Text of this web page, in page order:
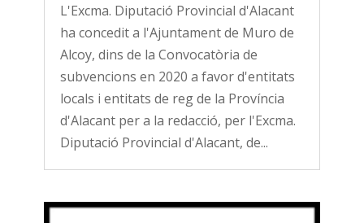
L'Excma. Diputació Provincial d'Alacant
ha concedit a l'Ajuntament de Muro de
Alcoy, dins de la Convocatòria de
subvencions en 2020 a favor d'entitats
locals i entitats de reg de la Província
d'Alacant per a la redacció, per l'Excma.
Diputació Provincial d'Alacant, de...